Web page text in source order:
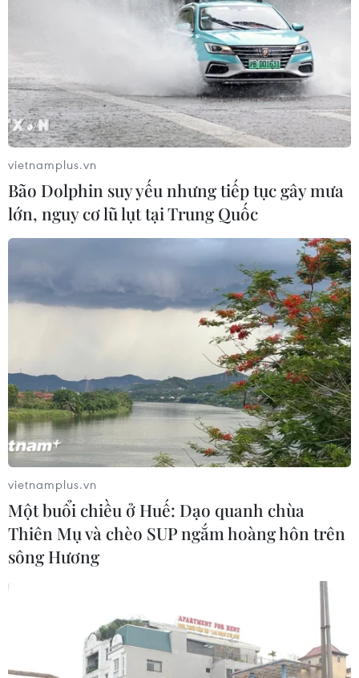
vietnamplus.vn
Bão Dolphin suy yếu nhưng tiếp tục gây mưa
lớn, nguy cơ lũ lụt tại Trung Quốc
vietnamplus.vn
Một buổi chiều ở Huế: Dạo quanh chùa
Thiên Mụ và chèo SUP ngắm hoàng hôn trên
sông Hương